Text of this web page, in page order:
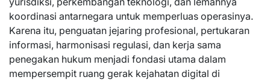
koordinasi antarnegara untuk memperluas operasinya.
Karena itu, penguatan jejaring profesional, pertukaran
informasi, harmonisasi regulasi, dan kerja sama
penegakan hukum menjadi fondasi utama dalam
mempersempit ruang gerak kejahatan digital di